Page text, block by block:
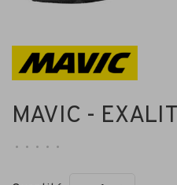
MAVIC -
• • • • •